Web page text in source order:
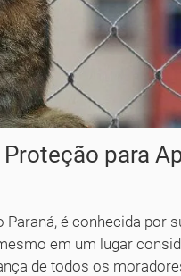
para
é conhecida por
em um lugar
de todos os